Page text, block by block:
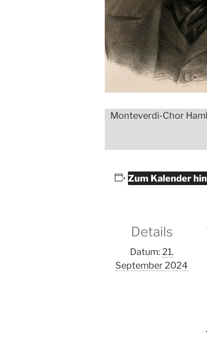
Monteverdi-Chor
Zum Kalender
Details
Datum: 21.
September 2024